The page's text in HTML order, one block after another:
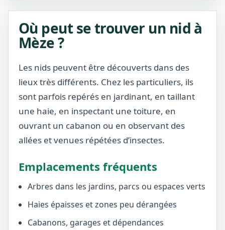
Où peut se trouver un nid à
Mèze ?
Les nids peuvent être découverts dans des
lieux très différents. Chez les particuliers, ils
sont parfois repérés en jardinant, en taillant
une haie, en inspectant une toiture, en
ouvrant un cabanon ou en observant des
allées et venues répétées d’insectes.
Emplacements fréquents
Arbres dans les jardins, parcs ou espaces verts
Haies épaisses et zones peu dérangées
Cabanons, garages et dépendances